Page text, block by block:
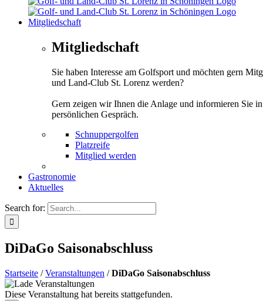
Mitgliedschaft
Mitgliedschaft
Sie haben Interesse am Golfsport und möchten gern
und Land-Club St. Lorenz werden?
Gern zeigen wir Ihnen die Anlage und informieren Sie
persönlichen Gespräch.
Schnuppergolfen
Platzreife
Mitglied werden
Gastronomie
Aktuelles
Search for:
DiDaGo Saisonabschluss
Startseite /Veranstaltungen /DiDaGo Saisonabschluss
Diese Veranstaltung hat bereits stattgefunden.